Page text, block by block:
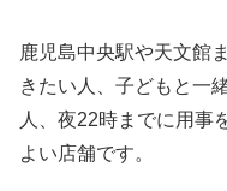
鹿児島中央駅や天文館
きたい人、子どもと一
人、夜22時までに用事
よい店舗です。